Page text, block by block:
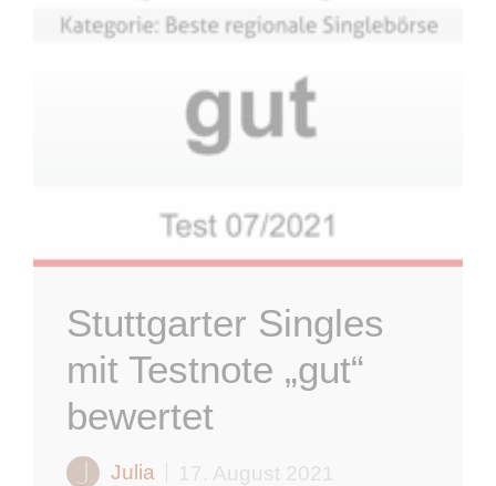
Stuttgarter Singles
mit Testnote „gut“
bewertet
Julia 17. August 2021